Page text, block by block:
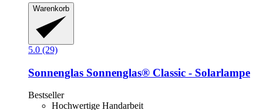
Warenkorb
5.0 (29)
Sonnenglas Sonnenglas® Classic -​ Solarlampe
Bestseller
Hochwertige Handarbeit